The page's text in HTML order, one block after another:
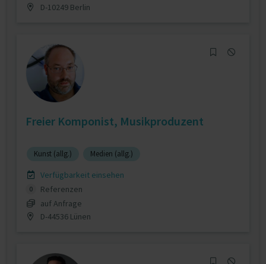
D-10249 Berlin
Freier Komponist, Musikproduzent
Kunst (allg.) Medien (allg.)
Verfügbarkeit einsehen
0
Referenzen
auf Anfrage
D-44536 Lünen